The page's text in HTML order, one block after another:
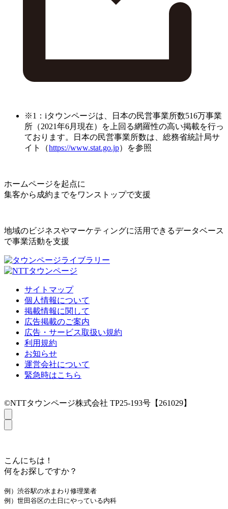
※1：iタウンページは、日本の民営事業所数516万事業
所（2021年6月現在）を上回る網羅性の高い掲載を行っ
ております。日本の民営事業所数は、総務省統計局サ
イト（https://www.stat.go.jp）を参照
ホームページを起点に
集客から成約までをワンストップで支援
地域のビジネスやマーケティングに活用できるデータベース
で事業活動を支援
サイトマップ
個人情報について
掲載情報に関して
広告掲載のご案内
広告・サービス取扱い規約
利用規約
お知らせ
運営会社について
緊急時はこちら
©NTTタウンページ株式会社 TP25-193号【261029】
こんにちは！
何をお探しですか？
例）渋谷駅の水まわり修理業者
例）世田谷区の土日にやっている内科